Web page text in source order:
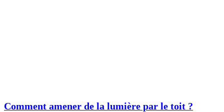
Comment amener de la lumière par le toit ?